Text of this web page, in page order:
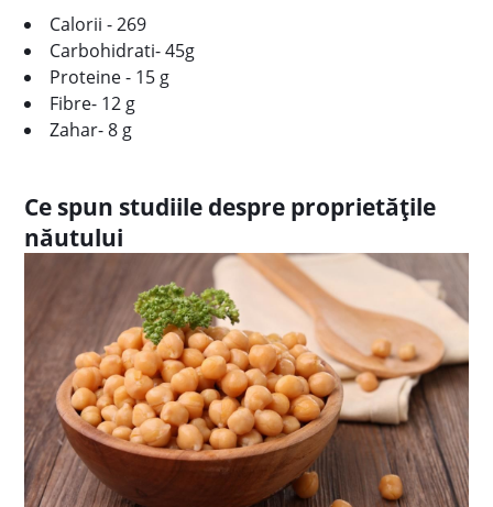
Calorii - 269
Carbohidrati- 45g
Proteine - 15 g
Fibre- 12 g
Zahar- 8 g
Ce spun studiile despre proprietățile
năutului